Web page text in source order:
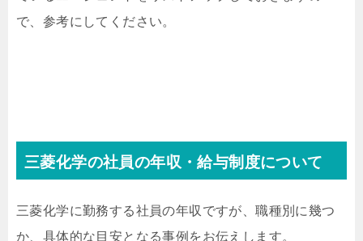
で、参考にしてください。
三菱化学の社員の年収・給与制度について
三菱化学に勤務する社員の年収ですが、職種別に幾つ
か、具体的な目安となる事例をお伝えします。